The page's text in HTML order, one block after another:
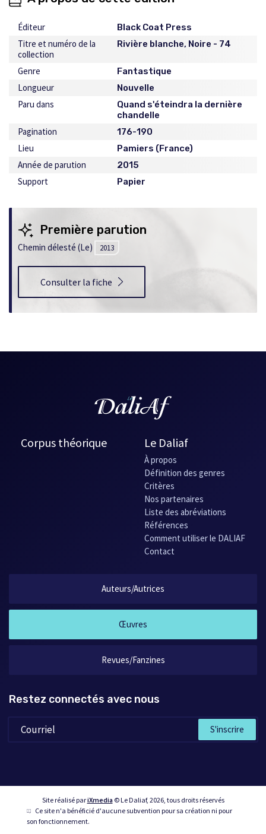
Éditeur Black Coat Press
Titre et numéro de la
collection
Rivière blanche, Noire - 74
Genre Fantastique
Longueur Nouvelle
Paru dans
Quand s'éteindra la dernière
chandelle
Pagination 176-190
Lieu Pamiers (France)
Année de parution 2015
Support Papier
Première parution
Chemin délesté (Le) 2013
Consulter la fiche
Corpus théorique Le Daliaf
À propos
Définition des genres
Critères
Nos partenaires
Liste des abréviations
Références
Comment utiliser le DALIAF
Contact
Auteurs/Autrices
Œuvres
Revues/Fanzines
Restez connectés avec nous
S'inscrire
Site réalisé pariXmedia© Le Daliaf, 2026, tous droits réservés
Ce site n'a bénéficié d'aucune subvention pour sa création ni pour
son fonctionnement.